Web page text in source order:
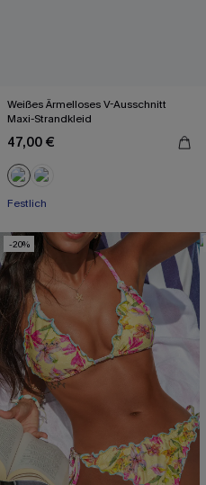
Weißes Ärmelloses V-Ausschnitt
Maxi-Strandkleid
47,00 €
Festlich
-20%